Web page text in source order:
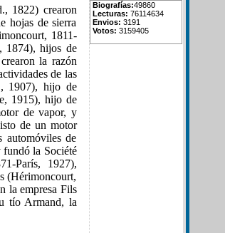
1822) crearon
hojas de sierra
1811-
1874), hijos de
la razón
de las
1907), hijo de
1915), hijo de
de vapor, y
de un motor
automóviles de
fundó la Société
París, 1927),
(Hérimoncourt,
la empresa Fils
tío Armand, la
Biografías:49860
Lecturas: 76114634
Envios: 3191
Votos: 3159405